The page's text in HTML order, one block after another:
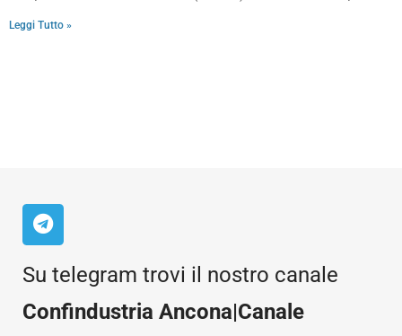
Leggi Tutto »
Su telegram trovi il nostro canale
Confindustria Ancona|Canale